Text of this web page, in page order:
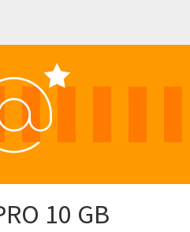
10 GB